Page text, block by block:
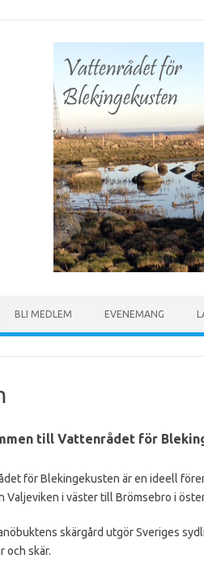
BLI MEDLEM EVENEMANG
till Vattenrådet för
för Blekingekusten är en ideell
Valjeviken i väster till Brömsebro i
skärgård utgör Sveriges
och skär.